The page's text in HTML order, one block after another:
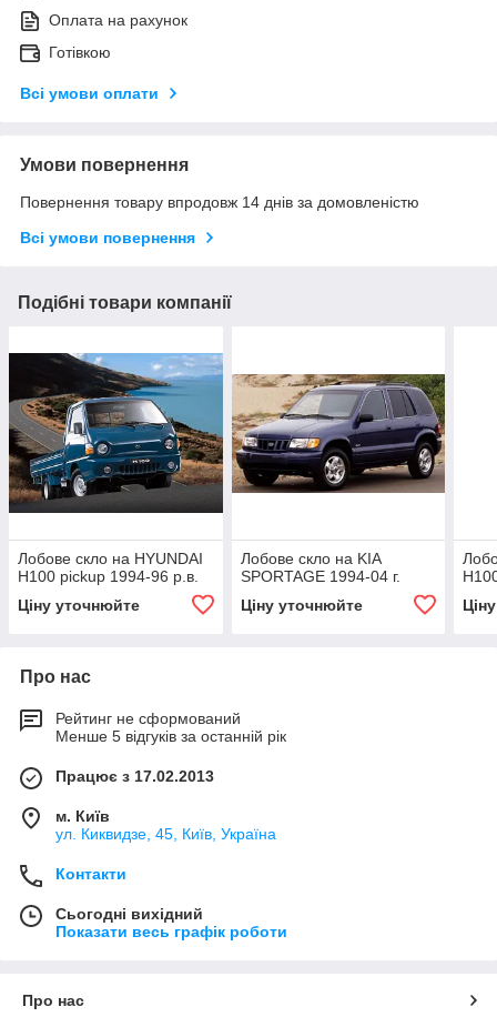
Оплата на рахунок
Готівкою
Всі умови оплати
Умови повернення
Повернення товару впродовж 14 днів за домовленістю
Всі умови повернення
Подібні товари компанії
Лобове скло на HYUNDAI
H100 pickup 1994-96 р.в.
Ціну уточнюйте
Лобове скло на KIA
SPORTAGE 1994-04 г.
Ціну уточнюйте
Про нас
Рейтинг не сформований
Менше 5 відгуків за останній рік
Працює з 17.02.2013
м. Київ
ул. Киквидзе, 45, Київ, Україна
Контакти
Сьогодні вихідний
Показати весь графік роботи
Про нас